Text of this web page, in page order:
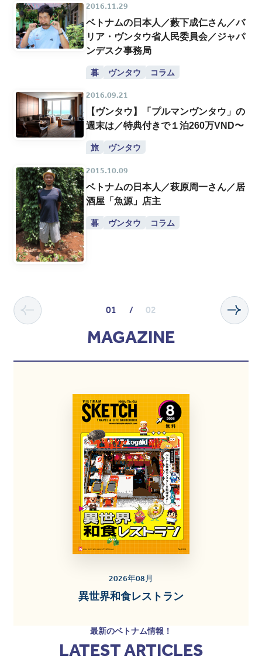
2016.11.29
ベトナムの日本人／藪下成仁さん／バ
リア・ヴンタウ省人民委員会／ジャパ
ンデスク事務局
暮 ヴンタウ コラム
2016.09.21
【ヴンタウ】「プルマンヴンタウ」の
週末は／特典付きで１泊260万VND〜
旅 ヴンタウ
2015.10.09
ベトナムの日本人／萩原周一さん／居
酒屋「魚源」店主
暮 ヴンタウ コラム
01 / 02
MAGAZINE
2026年08月
異世界和食レストラン
最新のベトナム情報！
LATEST ARTICLES